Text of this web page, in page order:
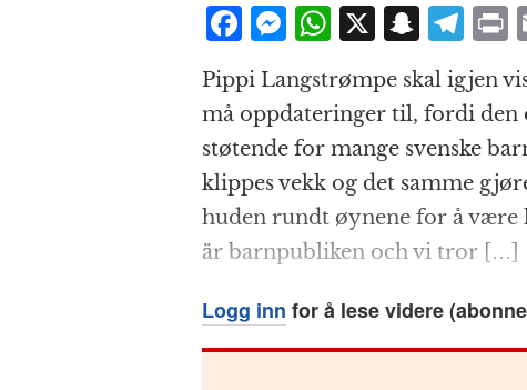
F
a
c
e
b
o
o
k
M
ss
e
n
g
e
r
W
at
s
A
p
p
X S
n
a
p
c
h
at
T
el
e
g
r
a
m
ri
t
Pippi Langstrømpe skal igjen
må oppdateringer til, fordi den
støtende for mange svenske
klippes vekk og det samme
huden rundt øynene for å være
är barnpubliken och vi tror […]
Logg inn for å lese videre